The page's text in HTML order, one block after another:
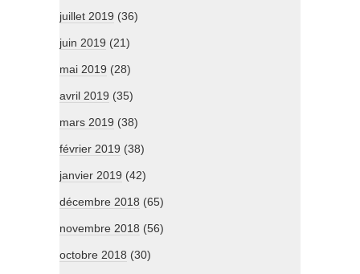
juillet 2019 (36)
juin 2019 (21)
mai 2019 (28)
avril 2019 (35)
mars 2019 (38)
février 2019 (38)
janvier 2019 (42)
décembre 2018 (65)
novembre 2018 (56)
octobre 2018 (30)